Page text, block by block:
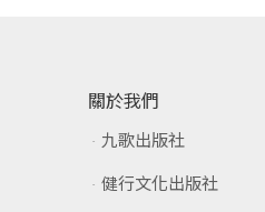
關於我們
九歌出版社
健行文化出版社